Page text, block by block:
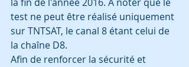
test ne peut être réalisé uniquement
sur TNTSAT, le canal 8 étant celui de
la chaîne D8.
Afin de renforcer la sécurité et